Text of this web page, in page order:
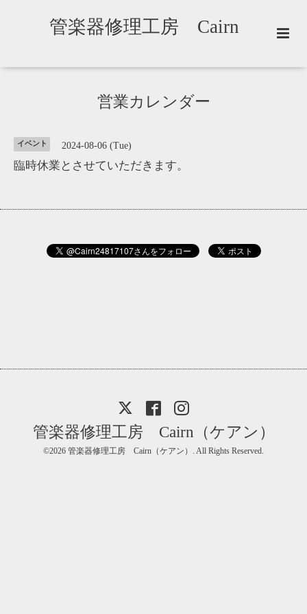
管楽器修理工房 Cairn
営業カレンダー
イベント 2024-08-06 (Tue)
臨時休業とさせていただきます。
管楽器修理工房 Cairn（ケアン）
©2026 管楽器修理工房 Cairn（ケアン） . All Rights Reserved.